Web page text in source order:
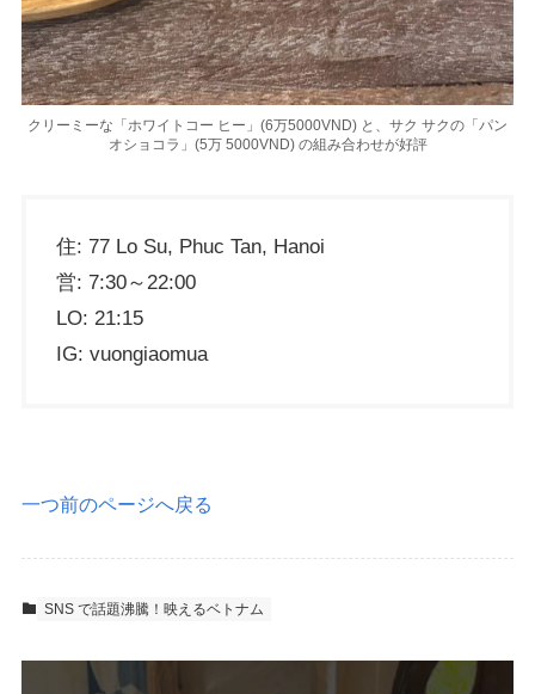
クリーミーな「ホワイトコー ヒー」(6万5000VND) と、サク サクの「パン
オショコラ」(5万 5000VND) の組み合わせが好評
住: 77 Lo Su, Phuc Tan, Hanoi
営: 7:30～22:00
LO: 21:15
IG: vuongiaomua
一つ前のページへ戻る
SNS で話題沸騰！映えるベトナム